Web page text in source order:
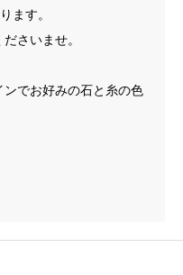
ます。
さいませ。
でお好みの石と糸の色